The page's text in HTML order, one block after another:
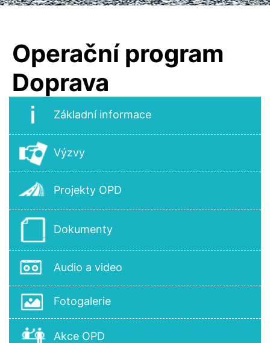
Operační program
Doprava
Základní informace
Výzvy
Projekty OPD
Dokumenty
Audio a video
Fotogalerie
Akce OPD